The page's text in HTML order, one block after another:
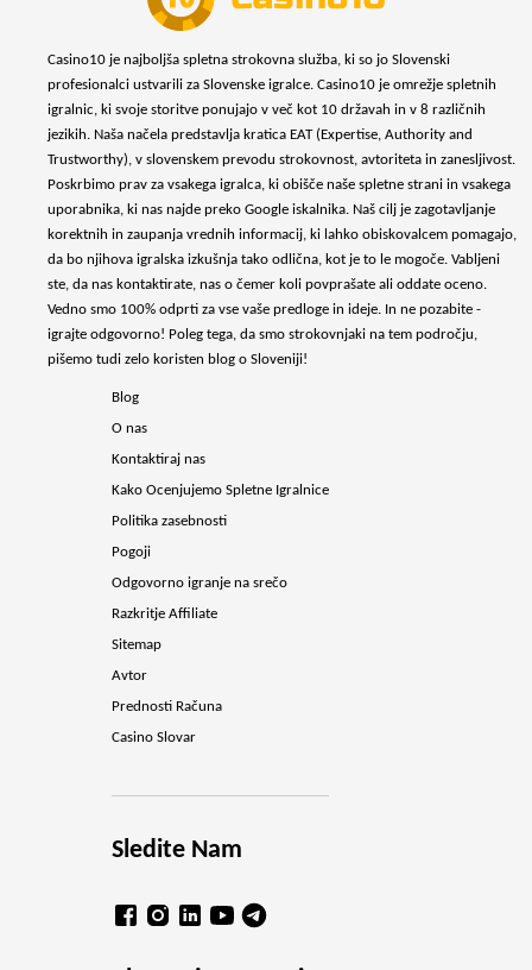
Casino10 je najboljša spletna strokovna služba, ki so jo Slovenski
profesionalci ustvarili za Slovenske igralce. Casino10 je omrežje spletnih
igralnic, ki svoje storitve ponujajo v več kot 10 državah in v 8 različnih
jezikih. Naša načela predstavlja kratica EAT (Expertise, Authority and
Trustworthy), v slovenskem prevodu strokovnost, avtoriteta in zanesljivost.
Poskrbimo prav za vsakega igralca, ki obišče naše spletne strani in vsakega
uporabnika, ki nas najde preko Google iskalnika. Naš cilj je zagotavljanje
korektnih in zaupanja vrednih informacij, ki lahko obiskovalcem pomagajo,
da bo njihova igralska izkušnja tako odlična, kot je to le mogoče. Vabljeni
ste, da nas kontaktirate, nas o čemer koli povprašate ali oddate oceno.
Vedno smo 100% odprti za vse vaše predloge in ideje. In ne pozabite -
igrajte odgovorno! Poleg tega, da smo strokovnjaki na tem področju,
pišemo tudi zelo koristen blog o Sloveniji!
Blog
O nas
Kontaktiraj nas
Kako Ocenjujemo Spletne Igralnice
Politika zasebnosti
Pogoji
Odgovorno igranje na srečo
Razkritje Affiliate
Sitemap
Avtor
Prednosti Računa
Casino Slovar
Sledite Nam